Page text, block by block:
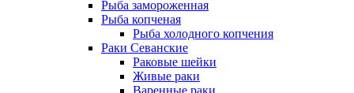
Рыба замороженная
Рыба копченая
Рыба холодного копчения
Раки Севанские
Раковые шейки
Живые раки
Варенные раки